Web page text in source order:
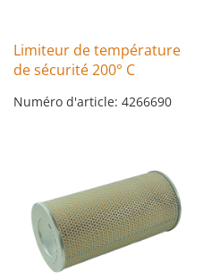
Limiteur de température
de sécurité 200° C
Numéro d'article: 4266690